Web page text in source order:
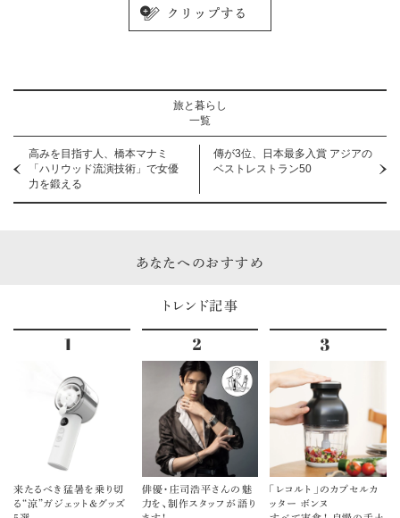
旅と暮らし
一覧
高みを目指す人、橋本マナミ
「ハリウッド流演技術」で女優
力を鍛える
傳が3位、日本最多入賞 アジアの
ベストレストラン50
あなたへのおすすめ
トレンド記事
来たるべき猛暑を乗り切
る“涼”ガジェット＆グッズ
俳優・庄司浩平さんの魅
力を、制作スタッフが語り
「レコルト」のカプセルカ
ッター ボンヌ